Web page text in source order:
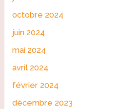
octobre 2024
juin 2024
mai 2024
avril 2024
février 2024
décembre 2023